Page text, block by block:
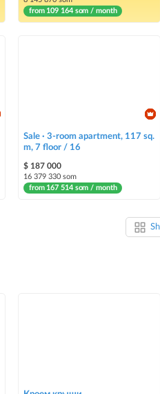
from 109 164 som / month
Sale · 3-room apartment, 117 sq.
m, 7 floor / 16
$ 187 000
16 379 330 som
from 167 514 som / month